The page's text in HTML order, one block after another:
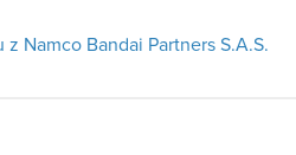
Namco Bandai Partners S.A.S.